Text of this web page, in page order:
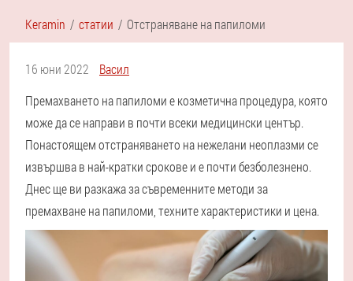
Keramin статии Отстраняване на папиломи
16 юни 2022
Васил
Премахването на папиломи е козметична процедура, която
може да се направи в почти всеки медицински център.
Понастоящем отстраняването на нежелани неоплазми се
извършва в най-кратки срокове и е почти безболезнено.
Днес ще ви разкажа за съвременните методи за
премахване на папиломи, техните характеристики и цена.